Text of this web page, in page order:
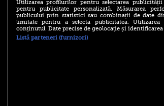
(P) Descoperă Lumea
Evenimentelor din România
cu Transilvania Events!
(P) Raku, gaming intens și o
Emoții intense
Sebastian Stan!
Annabelle, l-a
Utilizarea profilurilor pentru selectarea
pentru publicitate personalizată. Măsurarea
publicului prin statistici sau combinații de date
limitate pentru a selecta publicitatea.
conținutul. Date precise de geolocație și
Listă parteneri (furnizori)